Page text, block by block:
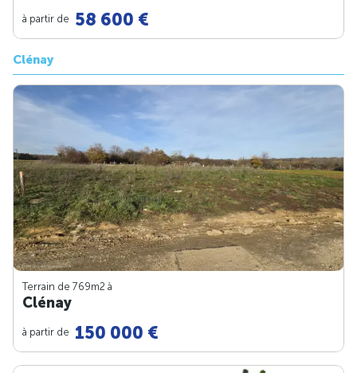
à partir de 58 600 €
Clénay
Terrain de 769m2 à
Clénay
à partir de 150 000 €